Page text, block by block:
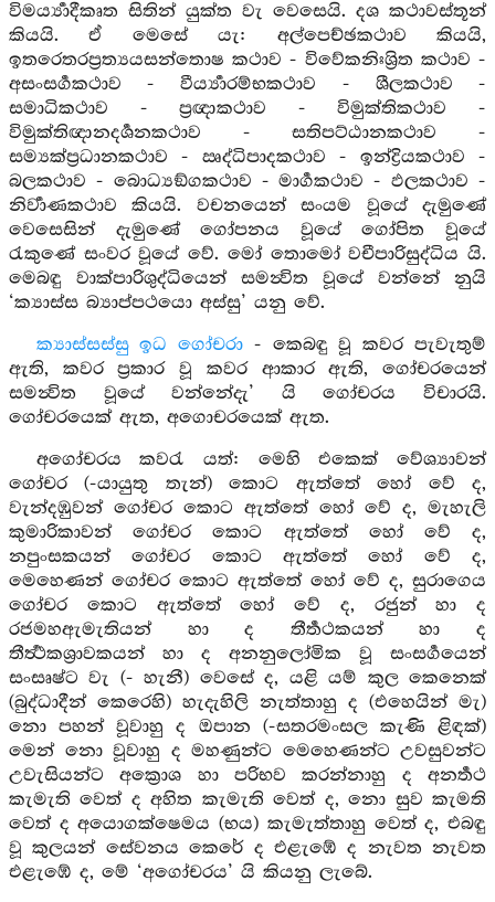
විමර්‍ය්‍යාදීකෘත සිතින් යුක්ත වැ වෙසෙයි. දශ කථාවස්තූන්
කියයි. ඒ මෙසේ යැ: අල්පෙච්ඡකථාව කියයි,
ඉතරෙතරප්‍රත්‍යයසන්තොෂ කථාව - විවේකනිඃශ්‍රිත කථාව -
අසංසර්‍ගකථාව - වීර්‍ය්‍යාරම්භකථාව - ශීලකථාව -
සමාධිකථාව - ප්‍රඥාකථාව - විමුක්තිකථාව -
විමුක්තිඥානදර්‍ශනකථාව - සතිපට්ඨානකථාව -
සම්‍යක්ප්‍රධානකථාව - ඍද්ධිපාදකථාව - ඉන්ද්‍රියකථාව -
බලකථාව - බොධ්‍යඞ්ගකථාව - මාර්‍ගකථාව - ඵලකථාව -
නිර්‍වාණකථාව කියයි. වචනයෙන් සංයම වූයේ දැමුණේ
වෙසෙසින් දැමුණේ ගෝපනය වූයේ ගෝපිත වූයේ
රැකුණේ සංවර වූයේ වේ. මෝ තොමෝ වචීපාරිසුද්ධිය යි.
මෙබඳු වාක්පාරිශුද්ධියෙන් සමන්‍විත වූයේ වන්නේ නුයි
‘ක්‍යාස්ස බ්‍යාප්පථයො අස්සු’ යනු වේ.
ක්‍යාස්සස්සු ඉධ ගෝචරා - කෙබඳු වූ කවර පැවැතුම්
ඇති, කවර ප්‍රකාර වූ කවර ආකාර ඇති, ගෝචරයෙන්
සමන්‍විත වූයේ වන්නේදැ’ යි ගෝචරය විචාරයි.
ගෝචරයෙක් ඇත, අගොචරයෙක් ඇත.
අගෝචරය කවරැ යත්: මෙහි එකෙක් වේශ්‍යාවන්
ගෝචර (-යායුතු තැන්) කොට ඇත්තේ හෝ වේ ද,
වැන්දඹුවන් ගෝචර කොට ඇත්තේ හෝ වේ ද, මැහැලි
කුමාරිකාවන් ගෝචර කොට ඇත්තේ හෝ වේ ද,
නපුංසකයන් ගෝචර කොට ඇත්තේ හෝ වේ ද,
මෙහෙණන් ගෝචර කොට ඇත්තේ හෝ වේ ද, සුරාගෙය
ගෝචර කොට ඇත්තේ හෝ වේ ද, රජුන් හා ද
රජමහඇමැතියන් හා ද තීර්‍තථකයන් හා ද
තීර්‍ත්‍ථකශ්‍රාවකයන් හා ද අනනුලෝමික වූ සංසර්‍ගයෙන්
සංසෘෂ්ට වැ (- හැනී) වෙසේ ද, යළි යම් කුල කෙනෙක්
(බුද්ධාදීන් කෙරෙහි) හැදැහිලි නැත්තාහු ද (එහෙයින් මැ)
නො පහන් වූවාහු ද ඔපාන (-සතරමංසල කැණි ළිඳක්)
මෙන් නො වූවාහු ද මහණුන්ට මෙහෙණන්ට උවසුවන්ට
උවැසියන්ට අක්‍රොශ හා පරිභව කරන්නාහු ද අනර්‍තථ
කැමැති වෙත් ද අහිත කැමැති වෙත් ද, නො සුව කැමති
වෙත් ද අයොගක්ෂෙමය (භය) කැමැත්තාහු වෙත් ද, එබඳු
වූ කුලයන් සේවනය කෙරේ ද එළැඹේ ද නැවත නැවත
එළැඹේ ද, මේ ‘අගෝචරය’ යි කියනු ලැබේ.